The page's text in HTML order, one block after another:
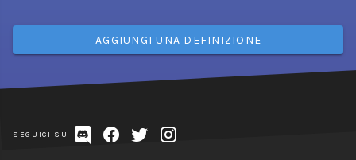
AGGIUNGI UNA DEFINIZIONE
SEGUICI SU